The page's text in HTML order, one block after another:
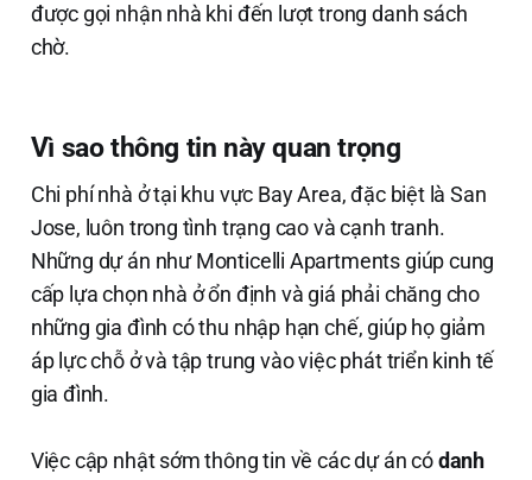
được gọi nhận nhà khi đến lượt trong danh sách
chờ.
Vì sao thông tin này quan trọng
Chi phí nhà ở tại khu vực Bay Area, đặc biệt là San
Jose, luôn trong tình trạng cao và cạnh tranh.
Những dự án như Monticelli Apartments giúp cung
cấp lựa chọn nhà ở ổn định và giá phải chăng cho
những gia đình có thu nhập hạn chế, giúp họ giảm
áp lực chỗ ở và tập trung vào việc phát triển kinh tế
gia đình.
Việc cập nhật sớm thông tin về các dự án códanh